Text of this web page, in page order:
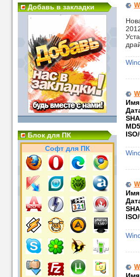
Добавь в закладки
Блок для ПК
Софт для ПК